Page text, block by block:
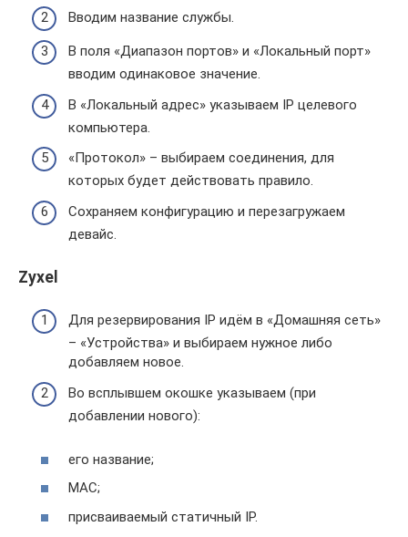
Вводим название службы.
В поля «Диапазон портов» и «Локальный порт»
вводим одинаковое значение.
В «Локальный адрес» указываем IP целевого
компьютера.
«Протокол» – выбираем соединения, для
которых будет действовать правило.
Сохраняем конфигурацию и перезагружаем
девайс.
Zyxel
Для резервирования IP идём в «Домашняя сеть»
– «Устройства» и выбираем нужное либо
добавляем новое.
Во всплывшем окошке указываем (при
добавлении нового):
его название;
MAC;
присваиваемый статичный IP.